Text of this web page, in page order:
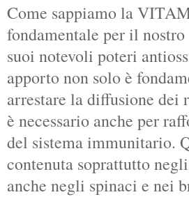
Come sappiamo la
fondamentale per il
suoi notevoli poteri
apporto non solo è
arrestare la diffusione
è necessario anche per
del sistema immunitario.
contenuta soprattutto
anche negli spinaci e nei